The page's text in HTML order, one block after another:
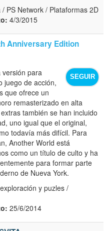
PS Network / Plataformas 2D
4/3/2015
Anniversary Edition
SEGUIR
para
juego de acción,
que ofrece un
remasterizado en alta
también se han incluido
uno igual que el original,
todavía más difícil. Para
Another World está
como un título de culto y ha
para formar parte
de Nueva York.
y puzles /
25/6/2014